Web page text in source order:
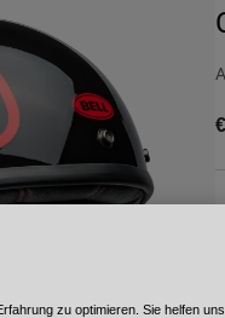
zu optimieren. Sie helfen